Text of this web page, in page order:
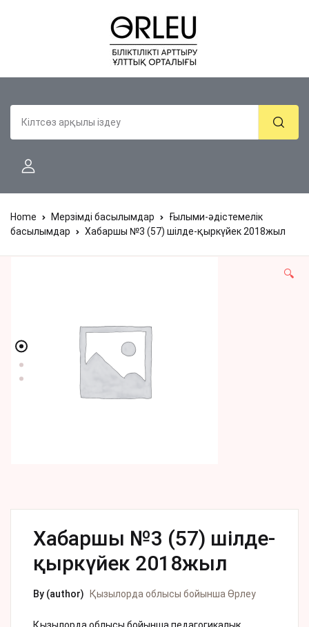
Home Мерзімді басылымдар
Ғылыми-әдістемелік
басылымдар
Хабаршы №3 (57) шілде-қыркүйек 2018жыл
🔍
Хабаршы №3 (57) шілде-
қыркүйек 2018жыл
By (author) Қызылорда облысы бойынша Өрлеу